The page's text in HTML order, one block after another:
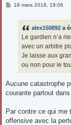
M18 mars 2018, 19:06
alex150892 a
Le gardien n’a
avec un arbitre
Je laisse aux
ou non pour le
Aucune catastrophe
courante partout
Par contre ce qui me
offensive avec la